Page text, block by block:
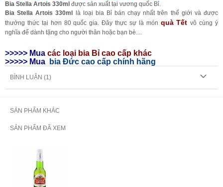
Bia Stella Artois 330ml được sản xuất tại vương quốc Bỉ.
Bia Stella Artois 330ml
là loại bia Bỉ bán chạy nhất trên thế giới và được
thưởng thức tại hơn 80 quốc gia. Đây thực sự là món quà Tếtvô cùng ý
nghĩa để dành tặng cho người thân hoặc bạn bè....
>>>>> Mua các loại bia Bỉ cao cấp khác
>>>>> Mua
bia Đức cao cấp chính hãng
BÌNH LUẬN (1)
SẢN PHẨM KHÁC
SẢN PHẨM ĐÃ XEM